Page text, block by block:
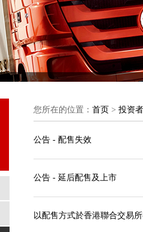
您所在的位置： 首页 > 投资
公告 - 配售失效
公告 - 延后配售及上市
以配售方式於香港聯合交易